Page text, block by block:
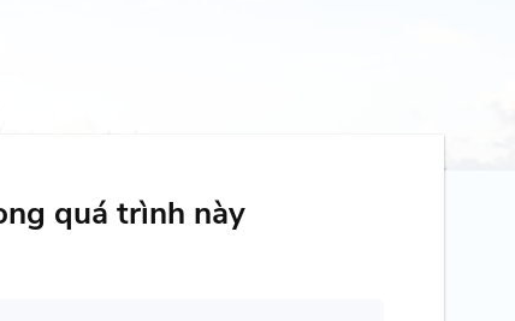
quá trình này